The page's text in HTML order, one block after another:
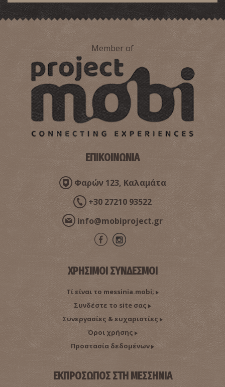
Member of
ΕΠΙΚΟΙΝΩΝΙΑ
Φαρών 123, Καλαμάτα
+30 27210 93522
info@mobiproject.gr
ΧΡΗΣΙΜΟΙ ΣΥΝΔΕΣΜΟΙ
Τί είναι το messinia.mobi;
Συνδέστε το site σας
Συνεργασίες & ευχαριστίες
Όροι χρήσης
Προστασία δεδομένων
ΕΚΠΡΟΣΩΠΟΣ ΣΤΗ ΜΕΣΣΗΝΙΑ